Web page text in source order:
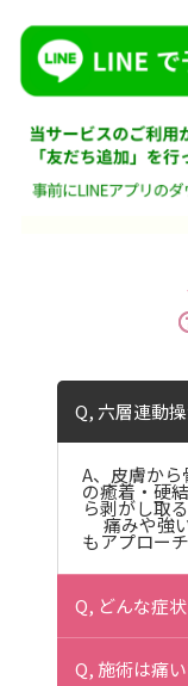
Q, 六層連動
A、皮膚か
の癒着・硬
ら剥がし取
痛みや強
もアプロー
Q, どんな症
Q, 施術は痛